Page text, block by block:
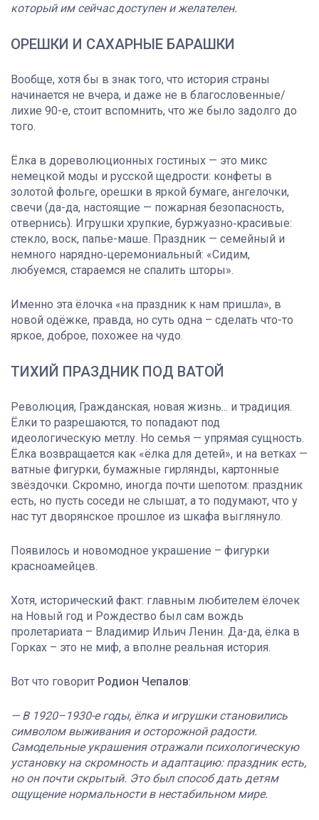
который им сейчас доступен и желателен.
ОРЕШКИ И САХАРНЫЕ БАРАШКИ
Вообще, хотя бы в знак того, что история страны
начинается не вчера, и даже не в благословенные/
лихие 90-е, стоит вспомнить, что же было задолго до
того.
Ёлка в дореволюционных гостиных — это микс
немецкой моды и русской щедрости: конфеты в
золотой фольге, орешки в яркой бумаге, ангелочки,
свечи (да-да, настоящие — пожарная безопасность,
отвернись). Игрушки хрупкие, буржуазно‑красивые:
стекло, воск, папье-маше. Праздник — семейный и
немного нарядно‑церемoниальный: «Сидим,
любуемся, стараемся не спалить шторы».
Именно эта ёлочка «на праздник к нам пришла», в
новой одёжке, правда, но суть одна – сделать что-то
яркое, доброе, похожее на чудо.
ТИХИЙ ПРАЗДНИК ПОД ВАТОЙ
Революция, Гражданская, новая жизнь... и традиция.
Ёлки то разрешаются, то попадают под
идеологическую метлу. Но семья — упрямая сущность.
Ёлка возвращается как «ёлка для детей», и на ветках —
ватные фигурки, бумажные гирлянды, картонные
звёздочки. Скромно, иногда почти шепотом: праздник
есть, но пусть соседи не слышат, а то подумают, что у
нас тут дворянское прошлое из шкафа выглянуло.
Появилось и новомодное украшение – фигурки
красноамейцев.
Хотя, исторический факт: главным любителем ёлочек
на Новый год и Рождество был сам вождь
пролетариата – Владимир Ильич Ленин. Да-да, ёлка в
Горках – это не миф, а вполне реальная история.
Вот что говорит Родион Чепалов:
— В 1920–1930-е годы, ёлка и игрушки становились
символом выживания и осторожной радости.
Самодельные украшения отражали психологическую
установку на скромность и адаптацию: праздник есть,
но он почти скрытый. Это был способ дать детям
ощущение нормальности в нестабильном мире.